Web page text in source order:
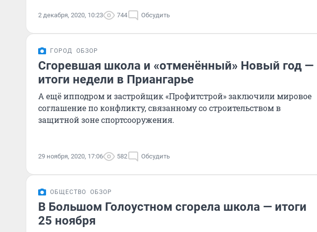
2 декабря, 2020, 10:23 744 Обсудить
ГОРОД ОБЗОР
Сгоревшая школа и «отменённый» Новый год —
итоги недели в Приангарье
А ещё ипподром и застройщик «Профитстрой» заключили мировое
соглашение по конфликту, связанному со строительством в
защитной зоне спортсооружения.
29 ноября, 2020, 17:06 582 Обсудить
ОБЩЕСТВО ОБЗОР
В Большом Голоустном сгорела школа — итоги
25 ноября